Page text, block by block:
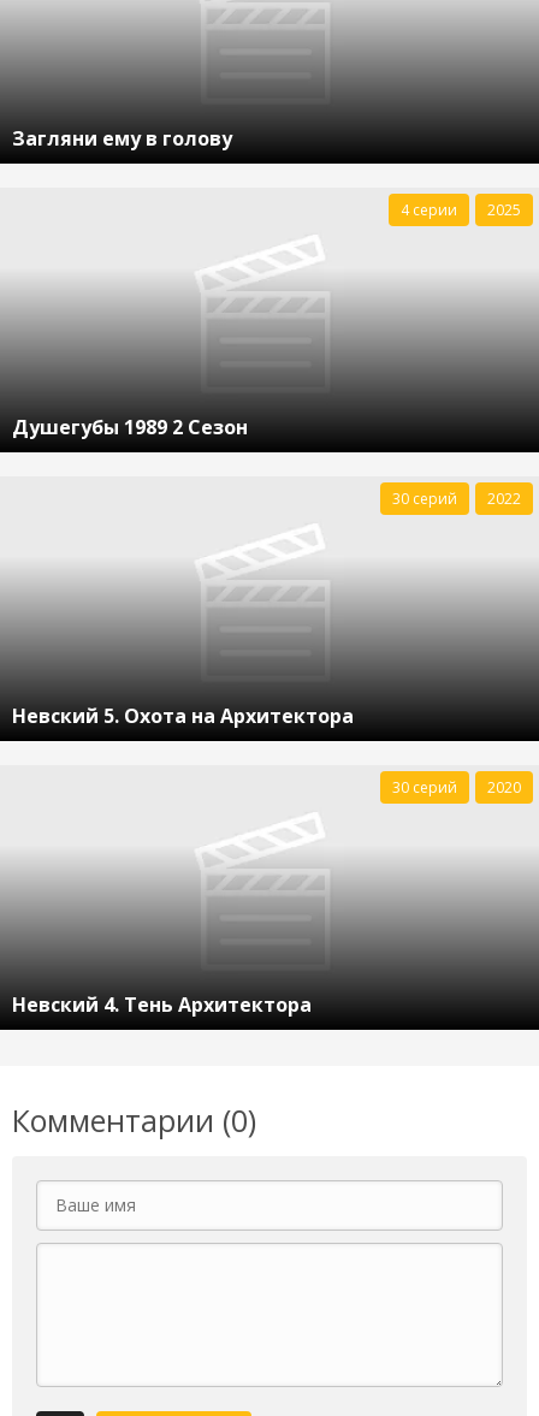
Загляни ему в голову
Душегубы 1989 2 Сезон
4 серии 2025
Невский 5. Охота на Архитектора
30 серий 2022
Невский 4. Тень Архитектора
30 серий 2020
Комментарии (0)